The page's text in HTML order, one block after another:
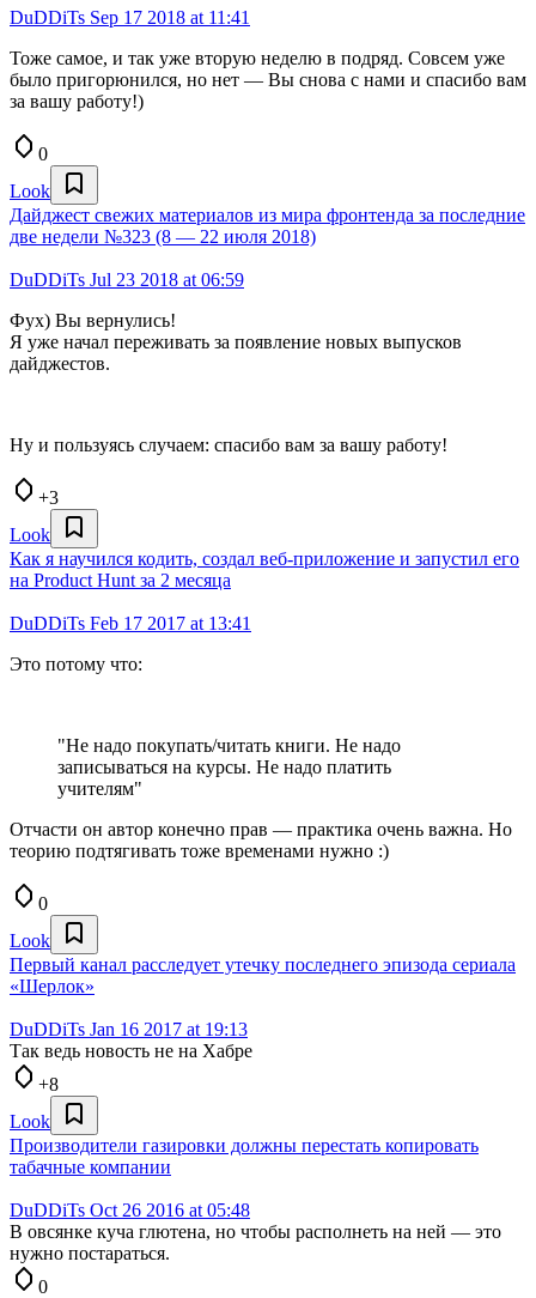
DuDDiTs Sep 17 2018 at 11:41
Тоже самое, и так уже вторую неделю в подряд. Совсем уже
было пригорюнился, но нет — Вы снова с нами и спасибо вам
за вашу работу!)
0
Look
Дайджест свежих материалов из мира фронтенда за последние
две недели №323 (8 — 22 июля 2018)
DuDDiTs Jul 23 2018 at 06:59
Фух) Вы вернулись!
Я уже начал переживать за появление новых выпусков
дайджестов.
Ну и пользуясь случаем: спасибо вам за вашу работу!
+3
Look
Как я научился кодить, создал веб-приложение и запустил его
на Product Hunt за 2 месяца
DuDDiTs Feb 17 2017 at 13:41
Это потому что:
"Не надо покупать/читать книги. Не надо
записываться на курсы. Не надо платить
учителям"
Отчасти он автор конечно прав — практика очень важна. Но
теорию подтягивать тоже временами нужно :)
0
Look
Первый канал расследует утечку последнего эпизода сериала
«Шерлок»
DuDDiTs Jan 16 2017 at 19:13
Так ведь новость не на Хабре
+8
Look
Производители газировки должны перестать копировать
табачные компании
DuDDiTs Oct 26 2016 at 05:48
В овсянке куча глютена, но чтобы располнеть на ней — это
нужно постараться.
0